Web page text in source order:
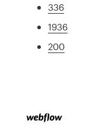
336
1936
200